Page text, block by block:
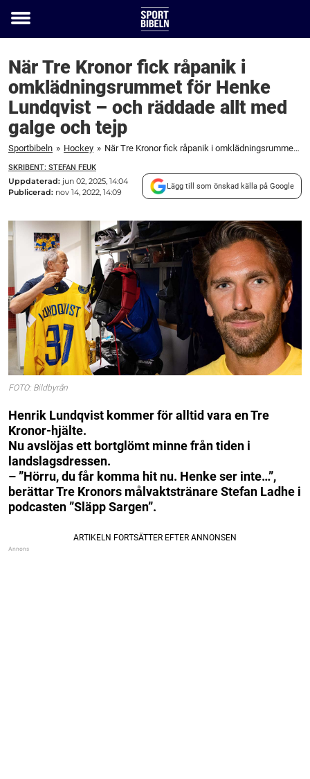
Toggle
När Tre Kronor fick råpanik i
omklädningsrummet för Henke
Lundqvist – och räddade allt med
galge och tejp
Sportbibeln » Hockey » När Tre Kronor fick råpanik i omklädningsrummet för Henke Lundqvist – och räddade allt med galge och tejp
SKRIBENT: STEFAN FEUK
Uppdaterad: jun 02, 2025, 14:04
Publicerad: nov 14, 2022, 14:09
Lägg till som önskad källa på Google
FOTO: Bildbyrån
Henrik Lundqvist kommer för alltid vara en Tre
Kronor-hjälte.
Nu avslöjas ett bortglömt minne från tiden i
landslagsdressen.
– ”Hörru, du får komma hit nu. Henke ser inte…”,
berättar Tre Kronors målvaktstränare Stefan Ladhe i
podcasten ”Släpp Sargen”.